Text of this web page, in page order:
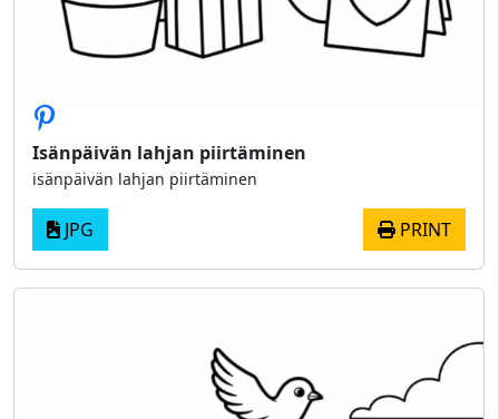
Isänpäivän lahjan piirtäminen
isänpäivän lahjan piirtäminen
JPG PRINT